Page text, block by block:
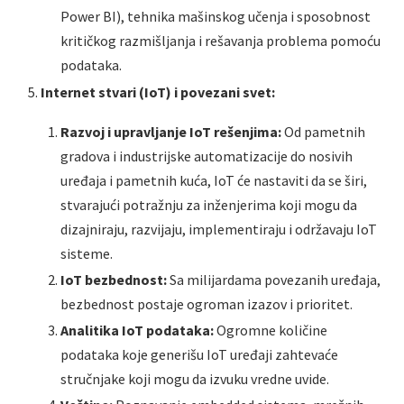
Power BI), tehnika mašinskog učenja i sposobnost
kritičkog razmišljanja i rešavanja problema pomoću
podataka.
Internet stvari (IoT) i povezani svet:
Razvoj i upravljanje IoT rešenjima:Od pametnih
gradova i industrijske automatizacije do nosivih
uređaja i pametnih kuća, IoT će nastaviti da se širi,
stvarajući potražnju za inženjerima koji mogu da
dizajniraju, razvijaju, implementiraju i održavaju IoT
sisteme.
IoT bezbednost:Sa milijardama povezanih uređaja,
bezbednost postaje ogroman izazov i prioritet.
Analitika IoT podataka:Ogromne količine
podataka koje generišu IoT uređaji zahtevaće
stručnjake koji mogu da izvuku vredne uvide.